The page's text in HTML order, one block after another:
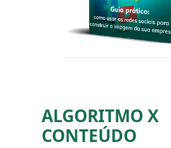
ALGORITMO X
CONTEÚDO